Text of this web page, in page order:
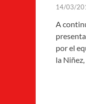
14/03/
A
por el
la